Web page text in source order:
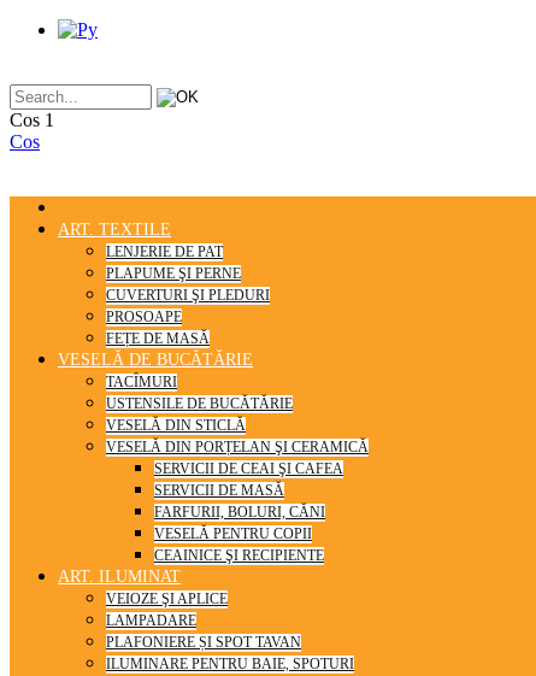
Cos 1
Cos
ART. TEXTILE
LENJERIE DE PAT
PLAPUME ŞI PERNE
CUVERTURI ŞI PLEDURI
PROSOAPE
FEȚE DE MASĂ
VESELĂ DE BUCĂTĂRIE
TACÎMURI
USTENSILE DE BUCĂTĂRIE
VESELĂ DIN STICLĂ
VESELĂ DIN PORȚELAN ŞI CERAMICĂ
SERVICII DE CEAI ŞI CAFEA
SERVICII DE MASĂ
FARFURII, BOLURI, CĂNI
VESELĂ PENTRU COPII
CEAINICE ŞI RECIPIENTE
ART. ILUMINAT
VEIOZE ŞI APLICE
LAMPADARE
PLAFONIERE ȘI SPOT TAVAN
ILUMINARE PENTRU BAIE, SPOTURI